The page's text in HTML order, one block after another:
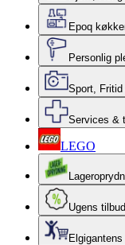
Epoq
Personlig
Sport,
Services &
LEGO
Ugens